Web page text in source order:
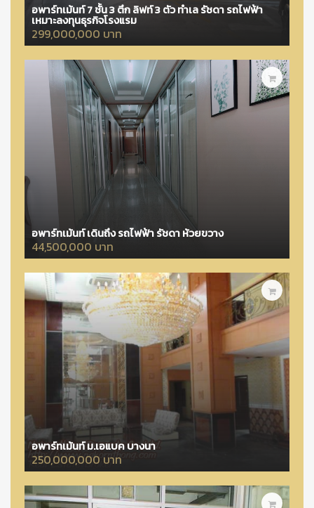
อพาร์ทเม้นท์ 7 ชั้น 3 ตึก ลิฟท์ 3 ตัว ทำเล รัชดา รถไฟฟ้า
เหมาะลงทุนธุรกิจโรงแรม
299,000,000 บาท
อพาร์ทเม้นท์ เดินถึง รถไฟฟ้า รัชดา ห้วยขวาง
44,500,000 บาท
อพาร์ทเม้นท์ ม.เอแบค บางนา
250,000,000 บาท